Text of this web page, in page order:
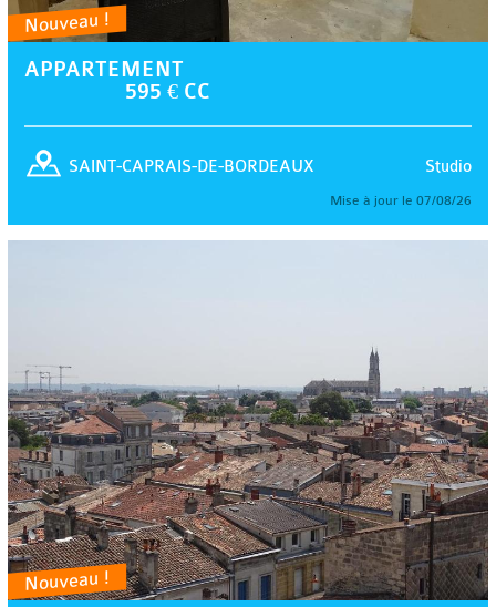
Nouveau !
APPARTEMENT
595 € CC
Studio
SAINT-CAPRAIS-DE-BORDEAUX
Mise à jour le 07/08/26
Nouveau !